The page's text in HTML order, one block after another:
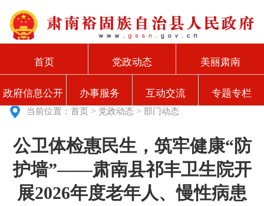
首页 党政动态 美丽肃南
政府信息公开 办事服务 互动交流 专题专栏
当前位置：首页 > 党政动态 >部门动态
公卫体检惠民生，筑牢健康“防
护墙”——肃南县祁丰卫生院开
展2026年度老年人、慢性病患